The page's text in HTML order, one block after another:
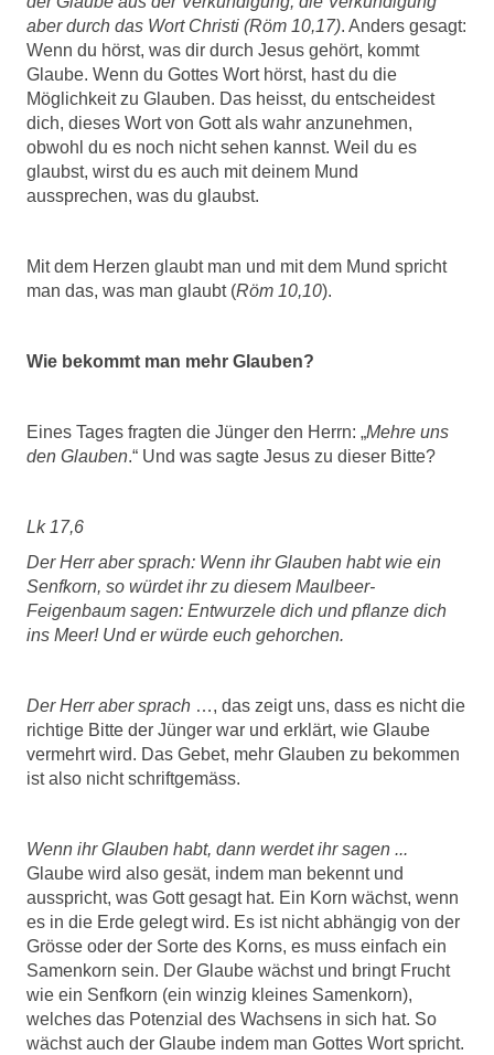
aber durch das Wort Christi (Röm 10,17). Anders gesagt:
Wenn du hörst, was dir durch Jesus gehört, kommt
Glaube. Wenn du Gottes Wort hörst, hast du die
Möglichkeit zu Glauben. Das heisst, du entscheidest
dich, dieses Wort von Gott als wahr anzunehmen,
obwohl du es noch nicht sehen kannst. Weil du es
glaubst, wirst du es auch mit deinem Mund
aussprechen, was du glaubst.
Mit dem Herzen glaubt man und mit dem Mund spricht
man das, was man glaubt (Röm 10,10).
Wie bekommt man mehr Glauben?
Eines Tages fragten die Jünger den Herrn: „Mehre uns
den Glauben.“ Und was sagte Jesus zu dieser Bitte?
Lk 17,6
Der Herr aber sprach: Wenn ihr Glauben habt wie ein
Senfkorn, so würdet ihr zu diesem Maulbeer-
Feigenbaum sagen: Entwurzele dich und pflanze dich
ins Meer! Und er würde euch gehorchen.
Der Herr aber sprach …, das zeigt uns, dass es nicht die
richtige Bitte der Jünger war und erklärt, wie Glaube
vermehrt wird. Das Gebet, mehr Glauben zu bekommen
ist also nicht schriftgemäss.
Wenn ihr Glauben habt, dann werdet ihr sagen ...
Glaube wird also gesät, indem man bekennt und
ausspricht, was Gott gesagt hat. Ein Korn wächst, wenn
es in die Erde gelegt wird. Es ist nicht abhängig von der
Grösse oder der Sorte des Korns, es muss einfach ein
Samenkorn sein. Der Glaube wächst und bringt Frucht
wie ein Senfkorn (ein winzig kleines Samenkorn),
welches das Potenzial des Wachsens in sich hat. So
wächst auch der Glaube indem man Gottes Wort spricht.